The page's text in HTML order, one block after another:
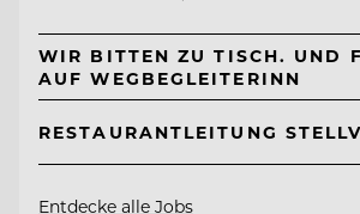
WIR BITTEN ZU TISCH. UND
AUF WEGBEGLEITERINN
RESTAURANTLEITUNG
Entdecke alle Jobs